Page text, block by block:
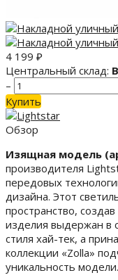
4 199 ₽
Центральный склад:
–
Купить
Обзор
Изящная модель
производителя
передовых
дизайна. Этот
пространство,
изделия выдержан в
стиля хай-тек, а
коллекции «Zolla»
уникальность модели.